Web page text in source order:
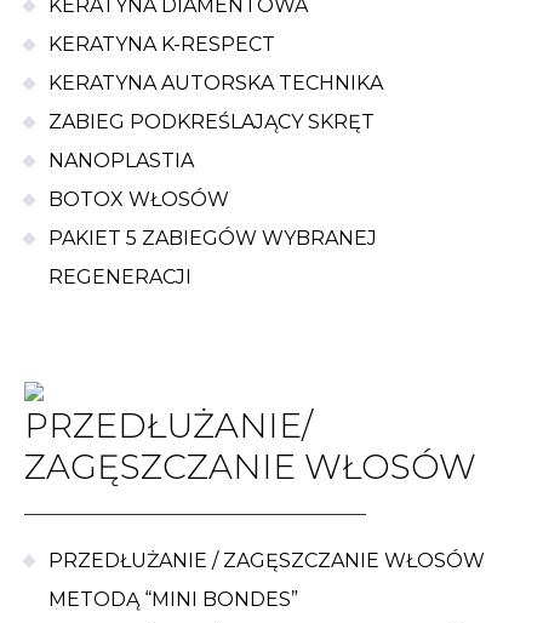
KERATYNA DIAMENTOWA
KERATYNA K-RESPECT
KERATYNA AUTORSKA TECHNIKA
ZABIEG PODKREŚLAJĄCY SKRĘT
NANOPLASTIA
BOTOX WŁOSÓW
PAKIET 5 ZABIEGÓW WYBRANEJ
REGENERACJI
PRZEDŁUŻANIE/
ZAGĘSZCZANIE WŁOSÓW
PRZEDŁUŻANIE / ZAGĘSZCZANIE WŁOSÓW
METODĄ “MINI BONDES”